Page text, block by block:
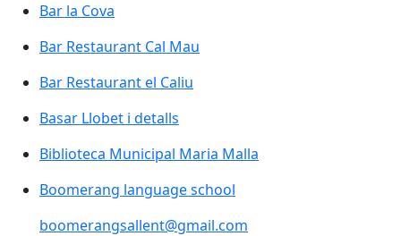
Bar la Cova
Bar Restaurant Cal Mau
Bar Restaurant el Caliu
Basar Llobet i detalls
Biblioteca Municipal Maria Malla
Boomerang language school
Boomerang language school
boomerangsallent@gmail.com